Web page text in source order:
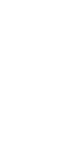
기
버